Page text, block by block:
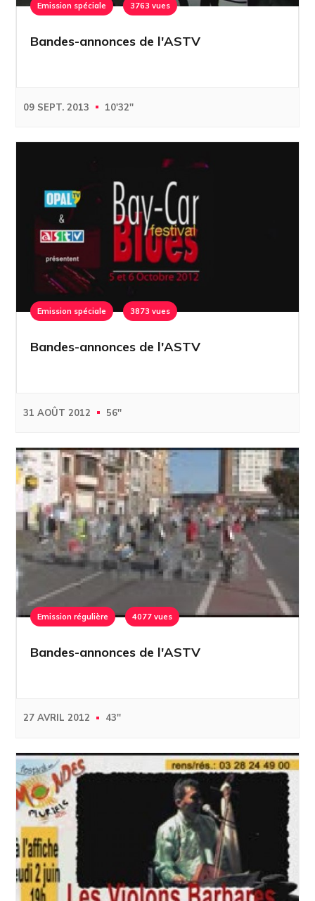
Emission spéciale 3763 vues
Bandes-annonces de l'ASTV
09 SEPT. 2013 10'32''
Emission spéciale 3873 vues
Bandes-annonces de l'ASTV
31 AOÛT 2012 56''
Emission régulière 4077 vues
Bandes-annonces de l'ASTV
27 AVRIL 2012 43''